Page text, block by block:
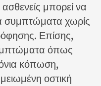
μπορεί να
συμπτώματα χωρίς
Επίσης,
όπως
κόπωση,
οστική